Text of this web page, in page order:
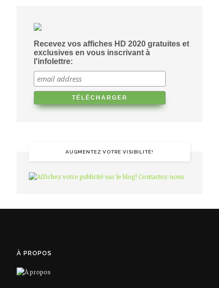
Recevez vos affiches HD 2020 gratuites et
exclusives en vous inscrivant à
l'infolettre:
AUGMENTEZ VOTRE VISIBILITÉ!
À PROPOS